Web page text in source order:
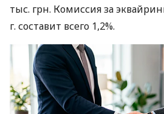
тыс. грн. Комиссия за
г. составит всего 1,2%.